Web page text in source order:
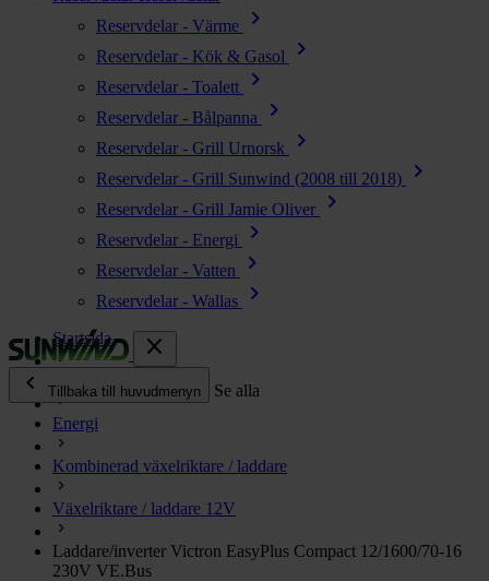
Reservdelar - Värme
chevron_right
Reservdelar - Kök & Gasol chevron_right
Reservdelar - Toalett chevron_right
Reservdelar - Bålpanna chevron_right
Reservdelar - Grill Urnorsk chevron_right
Reservdelar - Grill Sunwind (2008 till 2018) chevron_right
Reservdelar - Grill Jamie Oliver chevron_right
Reservdelar - Energi chevron_right
Reservdelar - Vatten chevron_right
Reservdelar - Wallas
chevron_right
close
chevron_left
Tillbaka till huvudmenyn Se alla
Energi
Kök & Gasol chevron_right
Värme chevron_right
Vatten chevron_right
Startsida
Energi
Kombinerad växelriktare / laddare
Växelriktare / laddare 12V
Laddare/inverter Victron EasyPlus Compact 12/1600/70-16
230V VE.Bus